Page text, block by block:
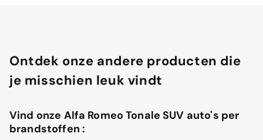
Ontdek onze andere producten die
je misschien leuk vindt
Vind onze Alfa Romeo Tonale SUV auto's per
brandstoffen :